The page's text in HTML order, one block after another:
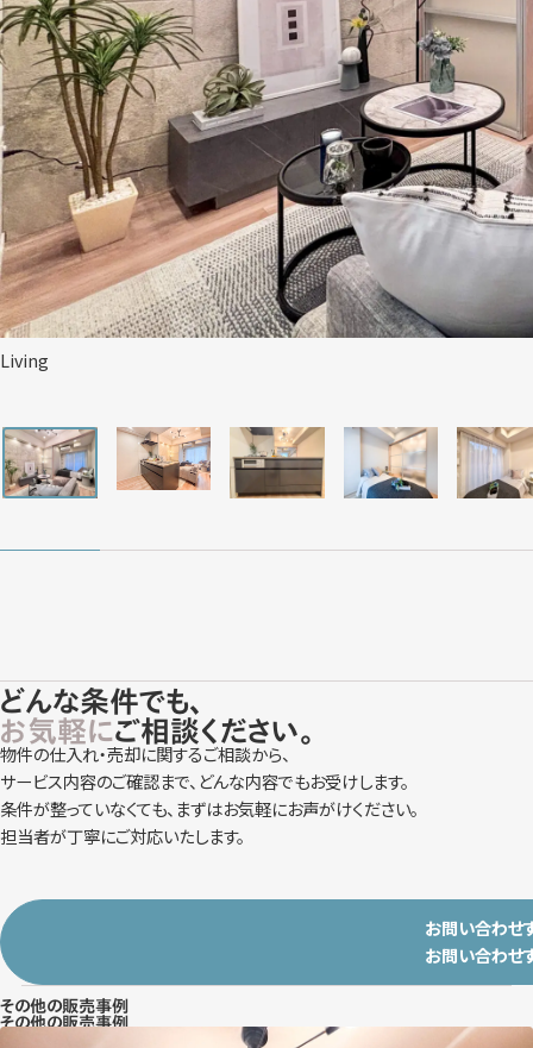
Living
どんな条件でも、
お気軽にご相談ください。
物件の仕入れ・売却に関するご相談から、
サービス内容のご確認まで、どんな内容でもお受けします。
条件が整っていなくても、まずはお気軽にお声がけください。
担当者が丁寧にご対応いたします。
お問い合わせ
お問い合わせ
その他の販売事例
その他の販売事例
東京都大田区大森北 2DK